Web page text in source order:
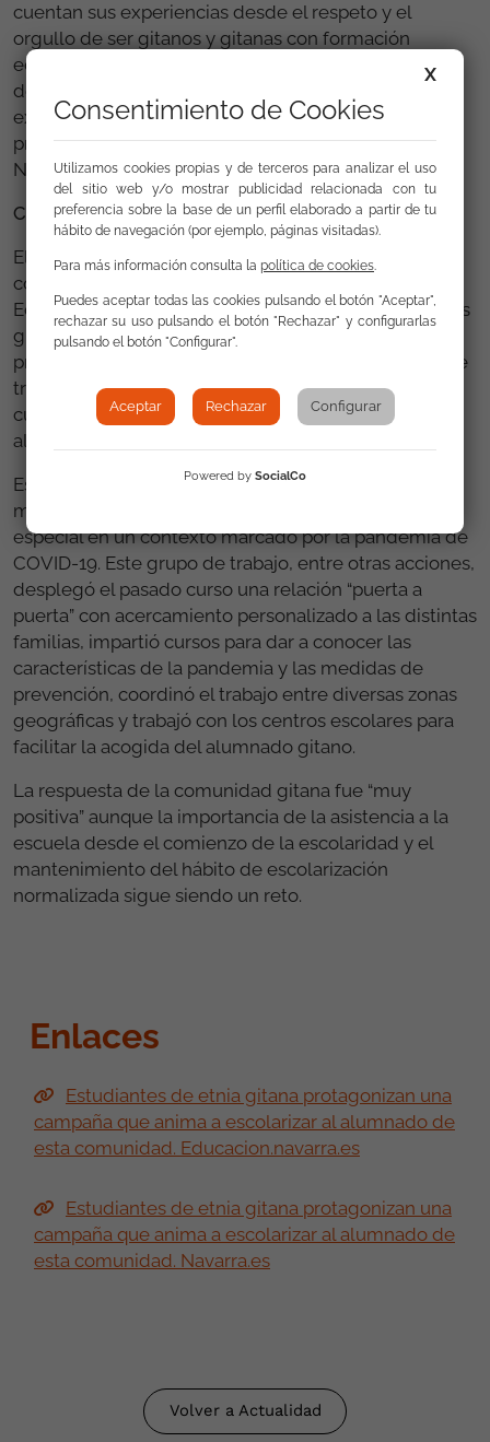
cuentan sus experiencias desde el respeto y el
orgullo de ser gitanos y gitanas con formación
educativa y comunican sus objetivos y expectativas
de vida. Esta producción videográfica se difundirá
expresamente en los plazos de preinscripción y
prematrícula educativa entre la población gitana de
Navarra.
Comisión de trabajo
El Gobierno de Navarra creó, en julio del 2020, una
comisión interdepartamental con representantes de
Educación, Salud y Derechos Sociales y de colectivos
gitanos, agentes de la promoción de la salud,
promotores escolares y mediadores una comisión de
trabajo para la puesta en marcha de acciones para el
curso 2020-2021 relacionados con la atención a
alumnado gitano.
Esta comisión es una herramienta que tiene como fin
mejorar la asistencia a clase del alumnado gitano, en
especial en un contexto marcado por la pandemia de
COVID-19. Este grupo de trabajo, entre otras acciones,
desplegó el pasado curso una relación “puerta a
puerta” con acercamiento personalizado a las distintas
familias, impartió cursos para dar a conocer las
características de la pandemia y las medidas de
prevención, coordinó el trabajo entre diversas zonas
geográficas y trabajó con los centros escolares para
facilitar la acogida del alumnado gitano.
La respuesta de la comunidad gitana fue “muy
positiva” aunque la importancia de la asistencia a la
escuela desde el comienzo de la escolaridad y el
mantenimiento del hábito de escolarización
normalizada sigue siendo un reto.
Enlaces
Estudiantes de etnia gitana protagonizan una
campaña que anima a escolarizar al alumnado de
esta comunidad. Educacion.navarra.es
Estudiantes de etnia gitana protagonizan una
campaña que anima a escolarizar al alumnado de
esta comunidad. Navarra.es
Volver a Actualidad
X
Consentimiento de Cookies
Utilizamos cookies propias y de terceros para analizar el uso
del sitio web y/o mostrar publicidad relacionada con tu
preferencia sobre la base de un perfil elaborado a partir de tu
hábito de navegación (por ejemplo, páginas visitadas).
Para más información consulta la política de cookies.
Puedes aceptar todas las cookies pulsando el botón "Aceptar",
rechazar su uso pulsando el botón "Rechazar" y configurarlas
pulsando el botón "Configurar".
Aceptar Rechazar Configurar
Powered by SocialCo